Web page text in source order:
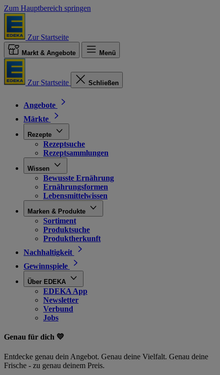
Zum Hauptbereich springen
Zur Startseite
Markt & Angebote Menü
Zur Startseite Schließen
Angebote
Märkte
Rezepte
Rezeptsuche
Rezeptsammlungen
Wissen
Bewusste Ernährung
Ernährungsformen
Lebensmittelwissen
Marken & Produkte
Sortiment
Produktsuche
Produktherkunft
Nachhaltigkeit
Gewinnspiele
Über EDEKA
EDEKA App
Newsletter
Verbund
Jobs
Genau für dich 💛
Entdecke genau dein Angebot. Genau deine Vielfalt. Genau deine
Frische - zu genau deinem Preis.